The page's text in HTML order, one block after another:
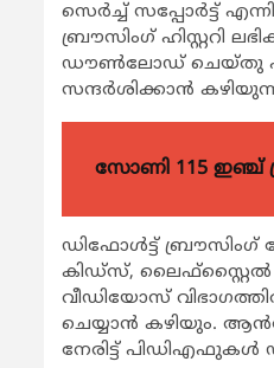
സെര്‍ച്ച് സപ്പോര്‍ട്ട്
ബ്രൗസിംഗ് ഹിസ്റ്ററി
ഡൗണ്‍ലോഡ് ചെയ്തു എന്ന്
സന്ദര്‍ശിക്കാന്‍
സോണി 115 ഇഞ്ച്
ഡിഫോള്‍ട്ട്
കിഡ്‌സ്, ലൈഫ്‌സ്റ്റൈല്‍
വീഡിയോസ്
ചെയ്യാന്‍ കഴിയും.
നേരിട്ട്